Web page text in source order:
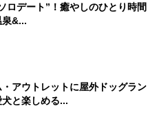
ロデート”！癒やしのひとり時間
&...
アウトレットに屋外ドッグラン
と楽しめる...